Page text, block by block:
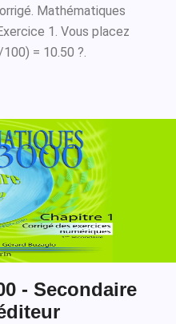
Mathématiques
1. Vous placez
= 10.50 ?.
- Secondaire